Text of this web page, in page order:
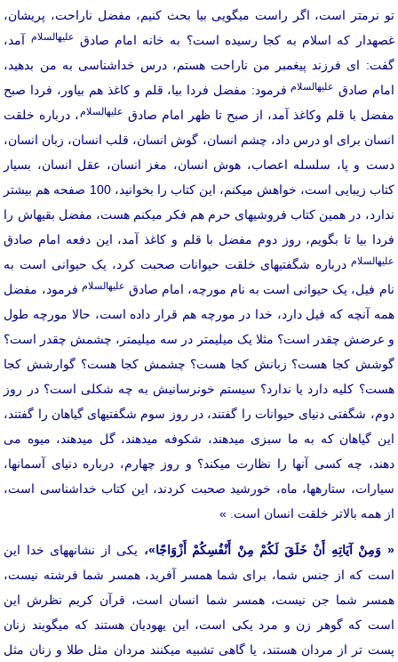
تو نرم­تر است، اگر راست می­گویی بیا بحث کنیم، مفضل ناراحت، پریشان،
غصه­دار که اسلام به کجا رسیده است؟ به خانه امام صادق­ علیه­السلام
آمد،
گفت: ای فرزند پیغمبر من ناراحت هستم، درس خداشناسی به من بدهید،
امام صادق علیه­السلام فرمود: مفضل فردا بیا، قلم و کاغذ هم بیاور، فردا صبح
مفضل با قلم وکاغذ آمد، از صبح تا ظهر امام صادق علیه­السلام ، درباره خلقت
انسان برای او درس داد، چشم انسان، گوش انسان، قلب انسان، زبان انسان،
دست و پا، سلسله اعصاب، هوش انسان، مغز انسان، عقل انسان، بسیار
کتاب زیبایی است، خواهش می­کنم، این کتاب را بخوانید، 100 صفحه هم بیشتر
ندارد، در همین کتاب­ فروشی­های حرم هم فکر می­کنم هست، مفضل بقیه­اش را
فردا بیا تا بگویم، روز دوم مفضل با قلم و کاغذ آمد، این دفعه امام صادق
علیه­السلام درباره شگفتی­های خلقت حیوانات صحبت کرد، یک حیوانی است به
نام فیل، یک حیوانی است به نام مورچه، امام صادق علیه­السلام فرمود، مفضل
همه آنچه که فیل دارد، خدا در مورچه هم قرار داده است، حالا مورچه طول
و عرضش چقدر است؟ مثلا یک میلیمتر در سه میلیمتر، چشمش چقدر است؟
گوشش کجا هست؟ زبانش کجا هست؟ چشمش کجا هست؟ گوارشش کجا
هست؟ کلیه دارد یا ندارد؟ سیستم خون­رسانیش به چه شکلی است؟ در روز
دوم، شگفتی دنیای حیوانات را گفتند، در روز سوم شگفتی­های گیاهان را گفتند،
این گیاهان که به ما سبزی می­دهند، شکوفه می­دهند، گل می­دهند، میوه می
دهند، چه کسی آنها را نظارت می­کند؟ و روز چهارم، درباره دنیای آسمان­ها،
سیارات، ستاره­ها، ماه، خورشید صحبت کردند، این کتاب خداشناسی است،
از همه بالاتر خلقت انسان است. »
« وَمِنْ آيَاتِهِ أَنْ خَلَقَ لَكُمْ مِنْ أَنْفُسِكُمْ أَزْوَاجًا»، یکی از نشانه­های خدا این
است که از جنس شما، برای شما همسر آفرید، همسر شما فرشته نیست،
همسر شما جن نیست، همسر شما انسان است، قرآن کریم نظرش این
است که گوهر زن و مرد یکی است، این یهودیان هستند که می­گویند زنان
پست تر از مردان هستند، یا گاهی تشبیه می­کنند مردان مثل طلا و زنان مثل